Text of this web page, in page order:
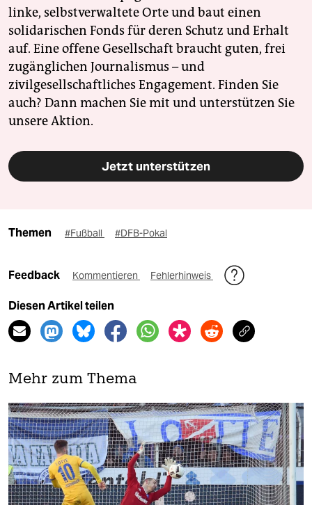
linke, selbstverwaltete Orte und baut einen
solidarischen Fonds für deren Schutz und Erhalt
auf. Eine offene Gesellschaft braucht guten, frei
zugänglichen Journalismus – und
zivilgesellschaftliches Engagement. Finden Sie
auch? Dann machen Sie mit und unterstützen Sie
unsere Aktion.
Jetzt unterstützen
Themen #Fußball #DFB-Pokal
Feedback Kommentieren Fehlerhinweis
Diesen Artikel teilen
Mehr zum Thema